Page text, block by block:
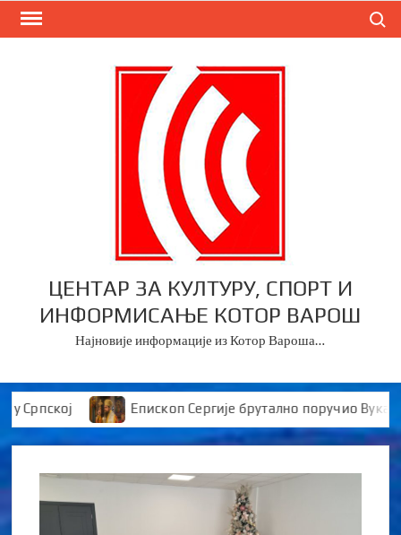
Skip
ЦЕНТАР ЗА КУЛТУРУ, СПОРТ И
ИНФОРМИСАЊЕ КОТОР ВАРОШ
Најновије информације из Котор Вароша…
Епископ Сергије брутално поручио